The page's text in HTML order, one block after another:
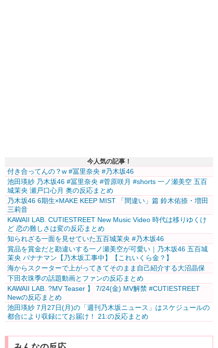
今人気の記事！
付き合ってんの？w #冨里奈央 #乃木坂46
池田瑛紗 乃木坂46 #冨里奈央 #菅原咲月 #shorts 一ノ瀬美空 五百
城茉央 瀬戸口心月 奥の反応まとめ
乃木坂46 6期生×MAKE KEEP MIST 「間違い」篇 鈴木佑捺・増田
三莉音
KAWAII LAB. CUTIESTREET New Music Video 時代は移りゆくけ
ど 恋の難しさは変の反応まとめ
知られざる一面を見せていた五百城茉央 #乃木坂46
賞品を賞金だと勘違いする一ノ瀬美空が可愛い｜乃木坂46 五百城
茉央 バナナマン【乃木坂工事中】【これいくら金？】
海からスクーターで上がってきてそのまま自己紹介する大沼晶保
下田衣珠季の話題動画とファンの反応まとめ
KAWAII LAB. ?MV Teaser️‍ 】 7/24(金) MV解禁 #CUTIESTREET
Newの反応まとめ
池田瑛紗 7月27日(月)の「週刊乃木坂ニュース」はスケジュールの
都合により収録にてお届け！ 21:の反応まとめ